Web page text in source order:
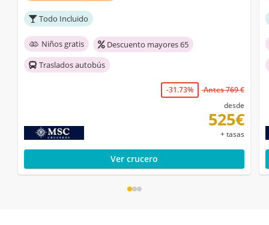
Todo Incluido
Niños gratis
Descuento mayores 65
Traslados autobús
-31.73%
Antes 769 €
desde
525€
+ tasas
Ver crucero